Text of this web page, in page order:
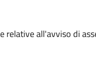
relative all'avviso di